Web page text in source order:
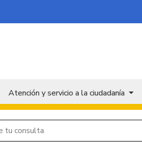
Atención y servicio a la ciudadanía